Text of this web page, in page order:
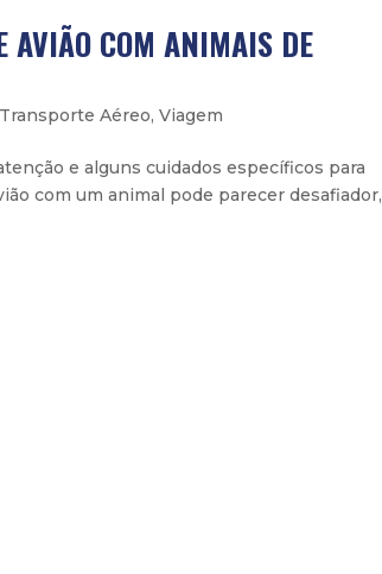
AVIÃO COM ANIMAIS DE
Transporte Aéreo,Viagem
e alguns cuidados específicos para
com um animal pode parecer desafiador,